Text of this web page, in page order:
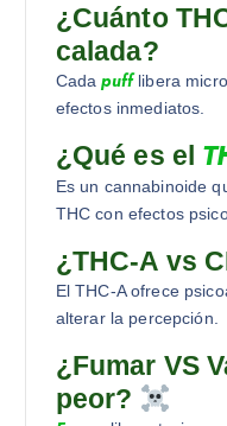
¿Cuánto
calada?
Cadapufflibera
efectos inmediatos.
¿Qué es el
Es un cannabinoide
THC con efectos
¿THC-A vs
El THC-A ofrece
alterar la percepción.
¿Fumar VS
peor?